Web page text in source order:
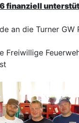
finanziell
an die Turner GW
Freiwillige